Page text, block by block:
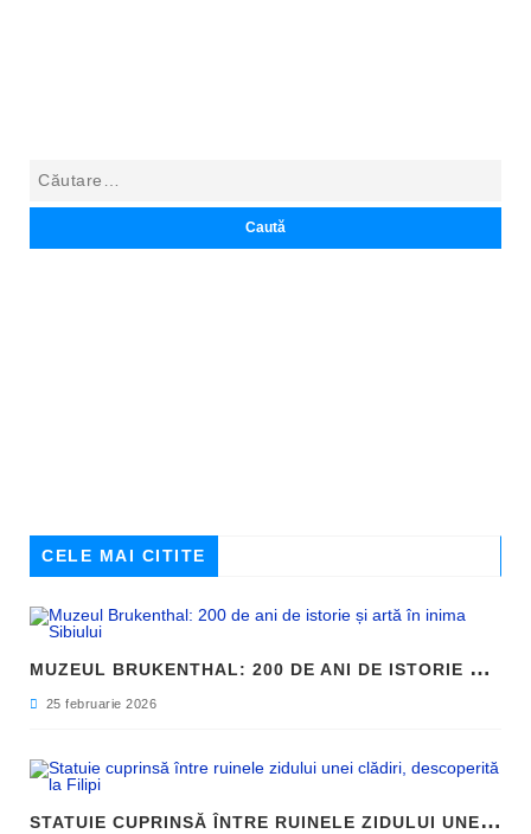
CELE MAI CITITE
M
UZEUL BRUKENTHAL: 200 DE ANI DE ISTORIE ȘI ARTĂ ÎN INIMA SIBIULUI
25 februarie 2026
S
TATUIE CUPRINSĂ ÎNTRE RUINELE ZIDULUI UNEI CLĂDIRI, DESCOPERITĂ LA FILIPI